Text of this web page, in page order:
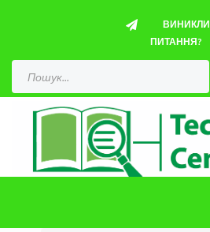
ВИНИКЛИ
ПИТАННЯ?